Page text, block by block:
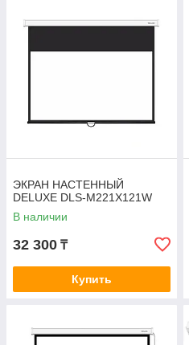
ЭКРАН НАСТЕННЫЙ
DELUXE DLS-M221X121W
В наличии
32 300 ₸
Купить